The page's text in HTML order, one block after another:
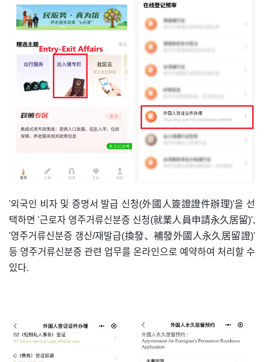
'외국인 비자 및 증명서 발급 신청(外國人簽證證件辦理)'을 선
택하면 '근로자 영주거류신분증 신청(就業人員申請永久居留)',
'영주거류신분증 갱신/재발급(換發、補發外國人永久居留證)'
등 영주거류신분증 관련 업무를 온라인으로 예약하여 처리할 수
있다.